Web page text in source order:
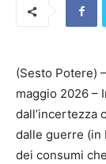
(Sesto Potere)
maggio 2026 –
dall’incertezza
dalle guerre (in
dei consumi